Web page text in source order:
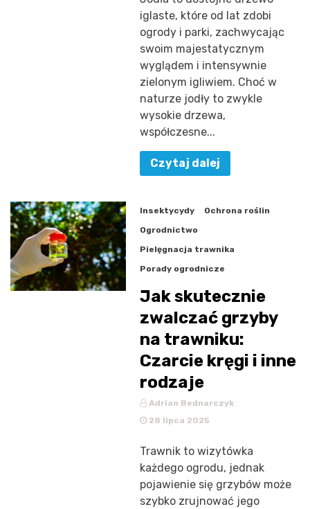
iglaste, które od lat zdobi
ogrody i parki, zachwycając
swoim majestatycznym
wyglądem i intensywnie
zielonym igliwiem. Choć w
naturze jodły to zwykle
wysokie drzewa,
współczesne...
Czytaj dalej
Insektycydy
Ochrona roślin
Ogrodnictwo
Pielęgnacja trawnika
Porady ogrodnicze
Jak skutecznie
zwalczać grzyby
na trawniku:
Czarcie kręgi i inne
rodzaje
Adrian Bednarczyk
28 lipca 2025
Trawnik to wizytówka
każdego ogrodu, jednak
pojawienie się grzybów może
szybko zrujnować jego